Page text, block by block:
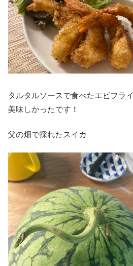
タルタルソースで食べたエビフライ
美味しかったです！
父の畑で採れたスイカ